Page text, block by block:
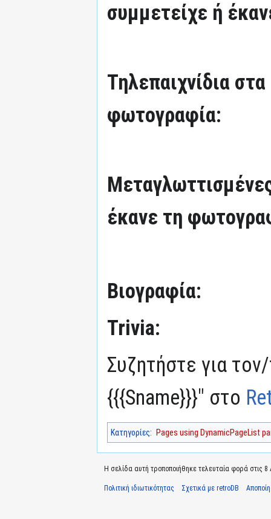
συμμετείχε ή
Τηλεπαιχνίδια
φωτογραφία:
έκανε τη
Βιογραφία:
Trivia:
Συζητήστε για
{{{Sname}}}" στο
Κατηγορίες: Pages using DynamicPageList
Η σελίδα αυτή τροποποιήθηκε τελευταία φορά στις 8
Πολιτική ιδιωτικότητας Σχετικά με retroDB